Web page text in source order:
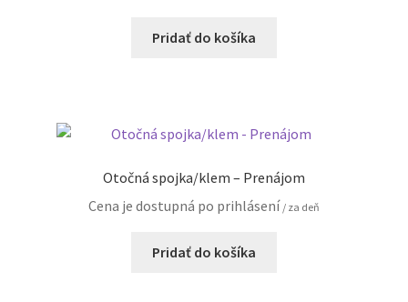
Pridať do košíka
Otočná spojka/klem – Prenájom
Cena je dostupná po prihlásení / za deň
Pridať do košíka